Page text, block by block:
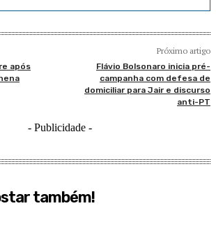
após
Próximo artigo
Flávio Bolsonaro inicia pré-
campanha com defesa de
domiciliar para Jair e discurso
anti-PT
- Publicidade -
também!